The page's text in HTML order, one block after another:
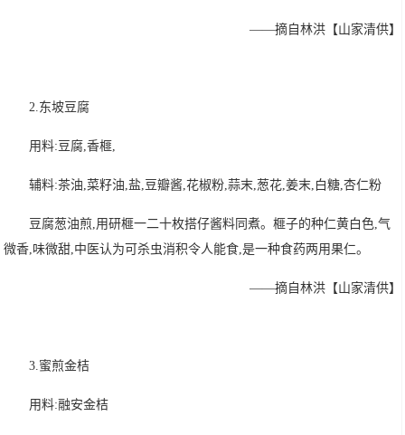
——摘自林洪【山家清供】
2.东坡豆腐
用料:豆腐,香榧,
辅料:茶油,菜籽油,盐,豆瓣酱,花椒粉,蒜末,葱花,姜末,白糖,杏仁粉
豆腐葱油煎,用研榧一二十枚搭仔酱料同煮。榧子的种仁黄白色,气
微香,味微甜,中医认为可杀虫消积令人能食,是一种食药两用果仁。
——摘自林洪【山家清供】
3.蜜煎金桔
用料:融安金桔